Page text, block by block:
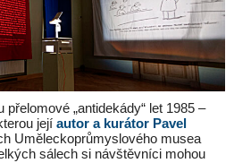
„antidekády“ let 1985 –
její autor a kurátor Pavel
Uměleckoprůmyslového musea
sálech si návštěvníci mohou